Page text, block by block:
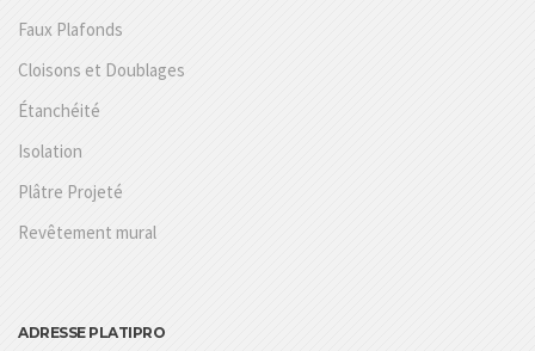
Faux Plafonds
Cloisons et Doublages
Étanchéité
Isolation
Plâtre Projeté
Revêtement mural
ADRESSE PLATIPRO